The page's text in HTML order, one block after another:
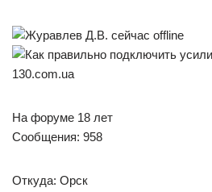
На форуме 18 лет
Сообщения: 958
Откуда: Орск